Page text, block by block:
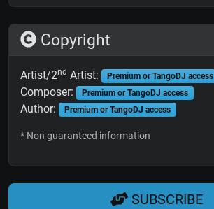
Copyright
Artist/2nd Artist: Premium or TangoDJ access
Composer: Premium or TangoDJ access
Author: Premium or TangoDJ access
* Non guaranteed information
SUBSCRIBE